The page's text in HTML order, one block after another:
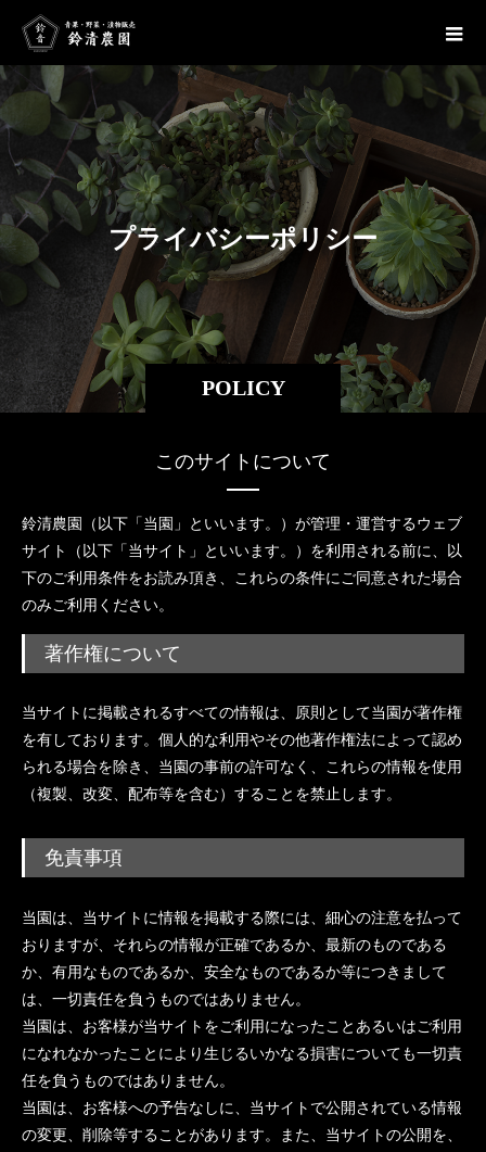
POLICY
プライバシーポリシー
このサイトについて
鈴清農園（以下「当園」といいます。）が管理・運営するウェブ
サイト（以下「当サイト」といいます。）を利用される前に、以
下のご利用条件をお読み頂き、これらの条件にご同意された場合
のみご利用ください。
著作権について
当サイトに掲載されるすべての情報は、原則として当園が著作権
を有しております。個人的な利用やその他著作権法によって認め
られる場合を除き、当園の事前の許可なく、これらの情報を使用
（複製、改変、配布等を含む）することを禁止します。
免責事項
当園は、当サイトに情報を掲載する際には、細心の注意を払って
おりますが、それらの情報が正確であるか、最新のものである
か、有用なものであるか、安全なものであるか等につきまして
は、一切責任を負うものではありません。
当園は、お客様が当サイトをご利用になったことあるいはご利用
になれなかったことにより生じるいかなる損害についても一切責
任を負うものではありません。
当園は、お客様への予告なしに、当サイトで公開されている情報
の変更、削除等することがあります。また、当サイトの公開を、